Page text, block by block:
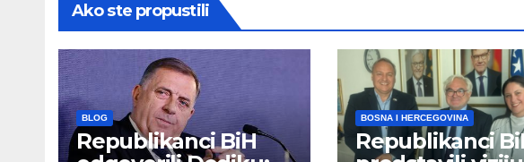
Ako ste propustili
BLOG
Republikanci BiH
BOSNA I HERCEGOVINA
Republikanci